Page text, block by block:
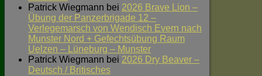
Patrick Wiegmann bei 2026 Brave Lion –
Übung der Panzerbrigade 12 –
Verlegemarsch von Wendisch Evern nach
Munster Nord + Gefechtsübung Raum
Uelzen – Lüneburg – Munster
Patrick Wiegmann bei 2026 Dry Beaver –
Deutsch / Britisches